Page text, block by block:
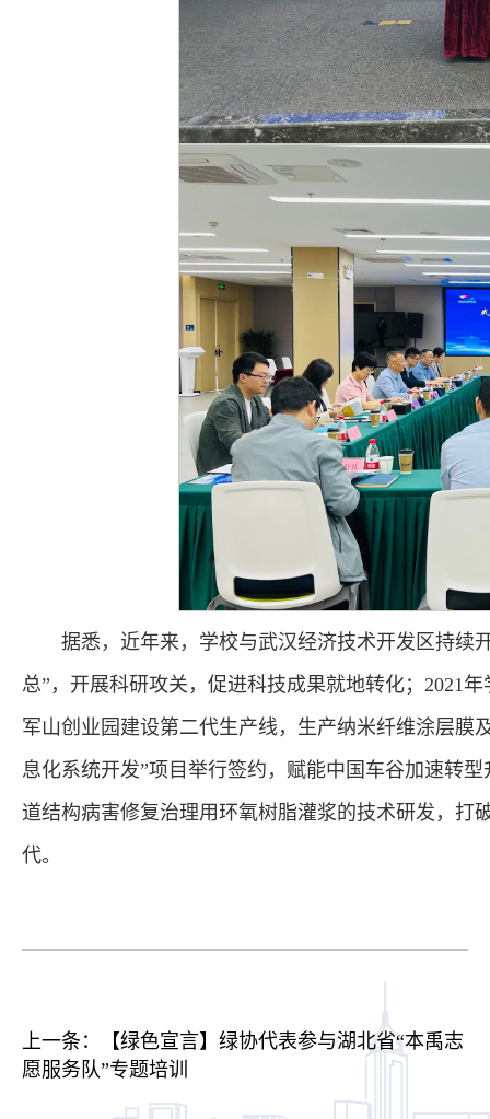
据悉，近年来，学校与武汉经济技术开发区持续
总”，开展科研攻关，促进科技成果就地转化；
军山创业园建设第二代生产线，生产纳米纤维涂层膜
息化系统开发”项目举行签约，赋能中国车谷加速转
道结构病害修复治理用环氧树脂灌浆的技术研发，打
代。
上一条：
【绿色宣言】绿协代表参与湖北省“本禹志
愿服务队”专题培训